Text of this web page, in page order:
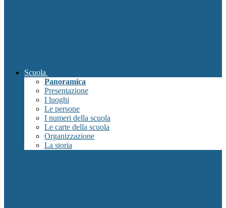
Scuola
Panoramica
Presentazione
I luoghi
Le persone
I numeri della scuola
Le carte della scuola
Organizzazione
La storia